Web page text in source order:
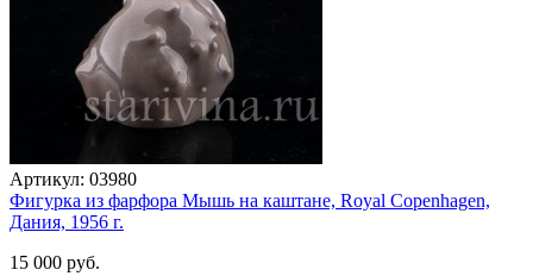
Артикул: 03980
Фигурка из фарфора Мышь на каштане, Royal Copenhagen,
Дания, 1956 г.
15 000 руб.